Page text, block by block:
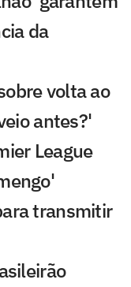
da
volta ao
antes?'
League
transmitir